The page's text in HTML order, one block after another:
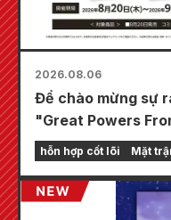
2026.08.06
Để chào mừng sự
"Great Powers
biệt sẽ được tổ
Animate trên toàn
tháng 8, nơi bạn
thẻ mini được vẽ
hỗn hợp cốt lõi Mặt